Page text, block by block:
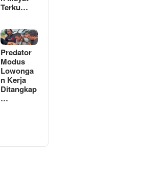
Terku…
Predator
Modus
Lowonga
n Kerja
Ditangkap
…